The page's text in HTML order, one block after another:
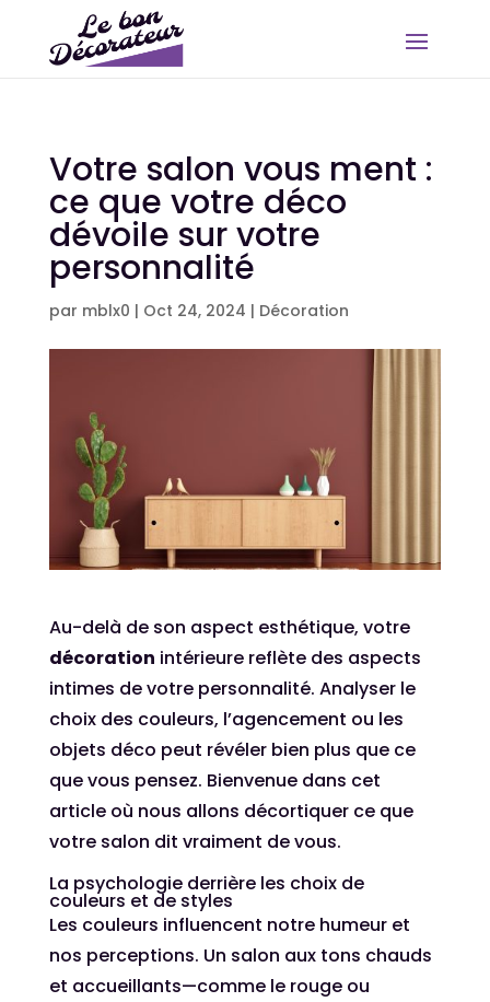
Votre salon vous ment :
ce que votre déco
dévoile sur votre
personnalité
par mblx0 | Oct 24, 2024 | Décoration
Au-delà de son aspect esthétique, votre
décoration intérieure reflète des aspects
intimes de votre personnalité. Analyser le
choix des couleurs, l’agencement ou les
objets déco peut révéler bien plus que ce
que vous pensez. Bienvenue dans cet
article où nous allons décortiquer ce que
votre salon dit vraiment de vous.
La psychologie derrière les choix de
couleurs et de styles
Les couleurs influencent notre humeur et
nos perceptions. Un salon aux tons chauds
et accueillants—comme le rouge ou